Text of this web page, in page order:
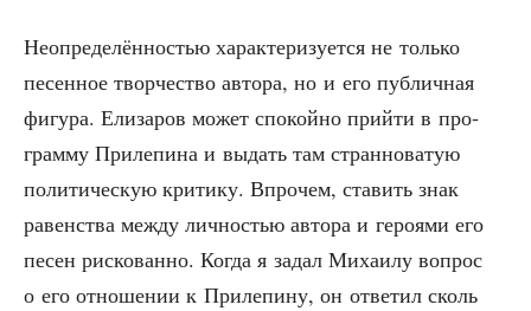
Неопре­де­лён­но­стью харак­те­ри­зу­ет­ся не толь­ко
песен­ное твор­че­ство авто­ра, но и его пуб­лич­ная
фигу­ра. Ели­за­ров может спо­кой­но прий­ти в про­
грам­му При­ле­пи­на и выдать там стран­но­ва­тую
поли­ти­че­скую кри­ти­ку. Впро­чем, ста­вить знак
равен­ства меж­ду лич­но­стью авто­ра и геро­я­ми его
песен рис­ко­ван­но. Когда я задал Миха­и­лу вопрос
о его отно­ше­нии к При­ле­пи­ну, он отве­тил сколь